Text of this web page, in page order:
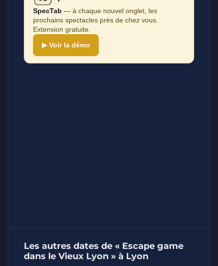
SpecTab — à chaque nouvel onglet, les
prochains spectacles près de chez vous.
Extension gratuite.
▶ Voir la démo
Les autres dates de « Escape game
dans le Vieux Lyon » à Lyon